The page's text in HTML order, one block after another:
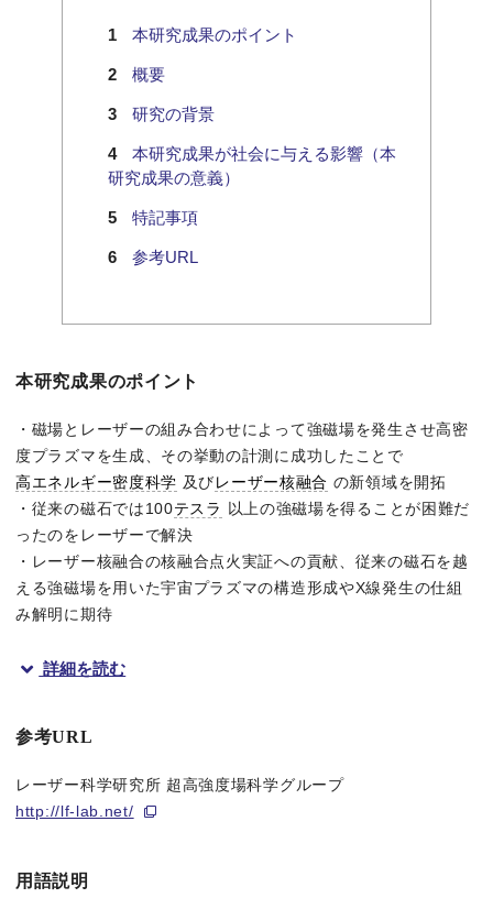
本研究成果のポイント
概要
研究の背景
本研究成果が社会に与える影響（本
研究成果の意義）
特記事項
参考URL
本研究成果のポイント
・磁場とレーザーの組み合わせによって強磁場を発生させ高密
度プラズマを生成、その挙動の計測に成功したことで
高エネルギー密度科学 及びレーザー核融合 の新領域を開拓
・従来の磁石では100テスラ
以上の強磁場を得ることが困難だ
ったのをレーザーで解決
・レーザー核融合の核融合点火実証への貢献、従来の磁石を越
える強磁場を用いた宇宙プラズマの構造形成やX線発生の仕組
み解明に期待
大阪大学レーザー科学研究所（所長 兒玉了祐）の藤岡教授らの
過去に行われた理論・シミュレーションによると、100テスラ
本研究成果の、レーザー核融合の点火、並びに、新しい実験室
詳細を読む
参考URL
レーザー科学研究所 超高強度場科学グループ
http://lf-lab.net/
用語説明